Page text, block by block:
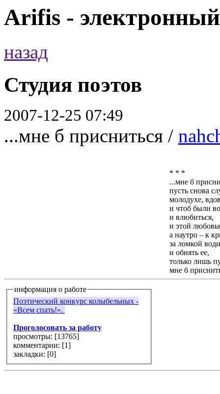
Arifis -
назад
Студия поэтов
2007-12-25 07:49
...мне б присниться /
* * *
...мне б
пусть снова
молодухе,
и чтоб были
и влюбиться,
и этой
а наутро – к
за ломкой
и обнять ее,
только лишь
мне б
информация о работе
Поэтический конкурс колыбельных -
«Всем спать!».
Проголосовать за работу
просмотры: [13765]
комментарии: [1]
закладки: [0]